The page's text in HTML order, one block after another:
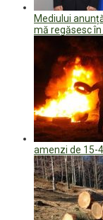
Mediului
mă regăsesc
amenzi de 15-